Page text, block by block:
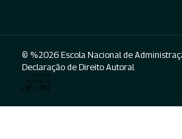
© %2026 Escola Nacional de
Declaração de Direito Autoral